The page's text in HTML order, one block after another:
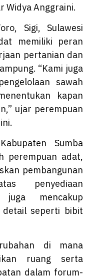
Widya Anggraini.
Sigi, Sulawesi
memiliki peran
pertanian dan
“Kami juga
sawah
kapan
ujar perempuan
Sumba
perempuan adat,
pembangunan
penyediaan
mencakup
detail seperti bibit
di mana
ruang serta
dalam forum-